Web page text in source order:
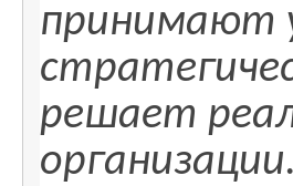
принимают
решает
организации.